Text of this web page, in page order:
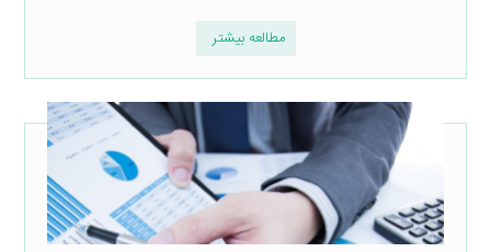
مطالعه بیشتر